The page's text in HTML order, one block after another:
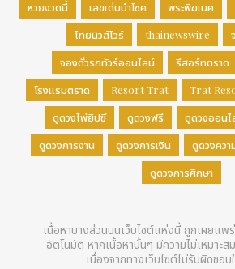
หวยงวดนี้
เลขเด่นนำโชค พระพิฆเนศ
ไทยนิวส์ไวร์
thainewswire
จองตั๋วรถทัวร์ออนไลน์
รีสอร์ทตราด
โรงแรมตราด
Resort Trat Trat
ดูดวงไพ่ยิปซี
ดูดวงฟรี ดูดวงออนไ
ดูดวงการงาน
ดูดวงการเงิน ดูดวงควา
ดูดวงการศึกษา
เนื้อหาบางส่วนบนเว็บไซต์แห่งนี้ ถูกเผยแพ
อัตโนมัติ หากเนื้อหานั้นๆ มีความไม่เหมาะส
เนื่องจากทางเว็บไซต์ไม่รับผิดชอ